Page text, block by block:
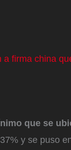
firma china
que se
y se puso